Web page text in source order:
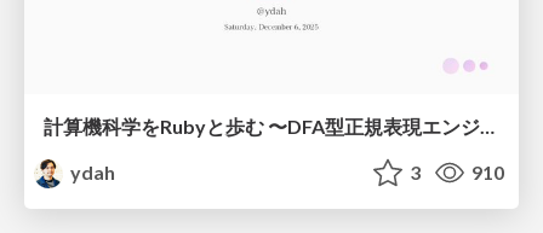
計算機科学をRubyと歩む 〜DFA型正規表現エンジンをつくる～
ydah
3 910